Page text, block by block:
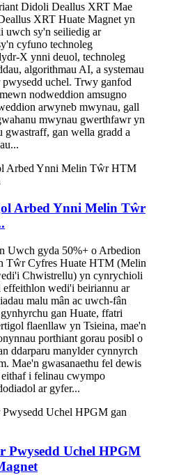
Didoli Deallus XRT Mae
XRT Huate Magnet yn
uwch sy'n seiliedig ar
cyfuno technoleg
X ynni deuol, technoleg
algorithmau AI, a systemau
pwysedd uchel. Trwy ganfod
nodweddion amsugno
arwyneb mwynau, gall
mwynau gwerthfawr yn
gwastraff, gan wella gradd a
Arbed Ynni Melin Tŵr
Uwch gyda 50%+ o Arbedion
Tŵr Cyfres Huate HTM (Melin
Chwistrellu) yn cynrychioli
effeithlon wedi'i beiriannu ar
malu mân ac uwch-fân
gan Huate, ffatri
flaenllaw yn Tsieina, mae'n
porthiant gorau posibl o
ddarparu manylder cynnyrch
Mae'n gwasanaethu fel dewis
i felinau cwympo
ar gyfer...
Pwysedd Uchel HPGM